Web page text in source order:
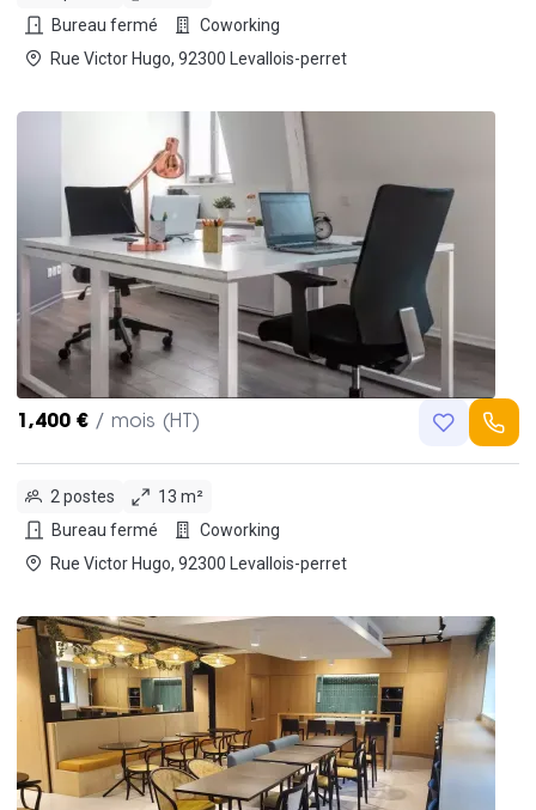
Bureau fermé
Coworking
Rue Victor Hugo, 92300 Levallois-perret
1,400 € / mois (HT)
2 postes
13 m²
Bureau fermé
Coworking
Rue Victor Hugo, 92300 Levallois-perret